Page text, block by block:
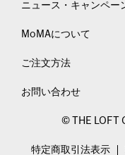
ニュース・キャンペー
MoMAについて
ご注文方法
お問い合わせ
© THE LOFT
特定商取引法表示